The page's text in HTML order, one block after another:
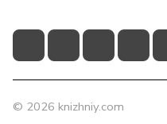
© 2026 knizhniy.com